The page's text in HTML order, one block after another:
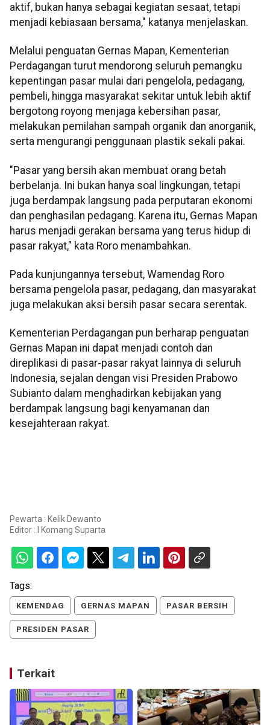
aktif, bukan hanya sebagai kegiatan sesaat, tetapi
menjadi kebiasaan bersama," katanya menjelaskan.
Melalui penguatan Gernas Mapan, Kementerian
Perdagangan turut mendorong seluruh pemangku
kepentingan pasar mulai dari pengelola, pedagang,
pembeli, hingga masyarakat sekitar untuk lebih aktif
bergotong royong menjaga kebersihan pasar,
melakukan pemilahan sampah organik dan anorganik,
serta mengurangi penggunaan plastik sekali pakai.
"Pasar yang bersih akan membuat orang betah
berbelanja. Ini bukan hanya soal lingkungan, tetapi
juga berdampak langsung pada perputaran ekonomi
dan penghasilan pedagang. Karena itu, Gernas Mapan
harus menjadi gerakan bersama yang terus hidup di
pasar rakyat," kata Roro menambahkan.
Pada kunjungannya tersebut, Wamendag Roro
bersama pengelola pasar, pedagang, dan masyarakat
juga melakukan aksi bersih pasar secara serentak.
Kementerian Perdagangan pun berharap penguatan
Gernas Mapan ini dapat menjadi contoh dan
direplikasi di pasar-pasar rakyat lainnya di seluruh
Indonesia, sejalan dengan visi Presiden Prabowo
Subianto dalam menghadirkan kebijakan yang
berdampak langsung bagi kenyamanan dan
kesejahteraan rakyat.
Pewarta : Kelik Dewanto
Editor :
I Komang Suparta
Tags:
KEMENDAG GERNAS MAPAN PASAR BERSIH
PRESIDEN PASAR
Terkait